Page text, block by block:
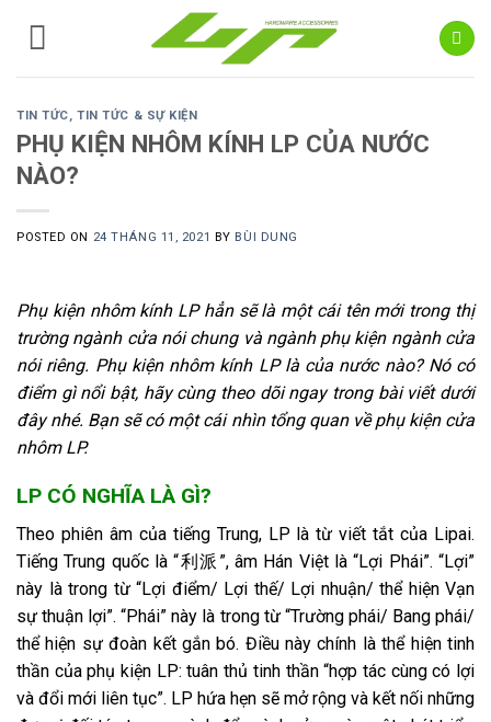
TIN TỨC,TIN TỨC & SỰ KIỆN
PHỤ KIỆN NHÔM KÍNH LP CỦA NƯỚC
NÀO?
POSTED ON 24 THÁNG 11, 2021 BY BÙI DUNG
Phụ kiện nhôm kính LP hẳn sẽ là một cái tên mới trong thị
trường ngành cửa nói chung và ngành phụ kiện ngành cửa
nói riêng. Phụ kiện nhôm kính LP là của nước nào? Nó có
điểm gì nổi bật, hãy cùng theo dõi ngay trong bài viết dưới
đây nhé. Bạn sẽ có một cái nhìn tổng quan về phụ kiện cửa
nhôm LP.
LP CÓ NGHĨA LÀ GÌ?
Theo phiên âm của tiếng Trung, LP là từ viết tắt của Lipai.
Tiếng Trung quốc là “利派”, âm Hán Việt là “Lợi Phái”. “Lợi”
này là trong từ “Lợi điểm/ Lợi thế/ Lợi nhuận/ thể hiện Vạn
sự thuận lợi”. “Phái” này là trong từ “Trường phái/ Bang phái/
thể hiện sự đoàn kết gắn bó. Điều này chính là thể hiện tinh
thần của phụ kiện LP: tuân thủ tinh thần “hợp tác cùng có lợi
và đổi mới liên tục”. LP hứa hẹn sẽ mở rộng và kết nối những